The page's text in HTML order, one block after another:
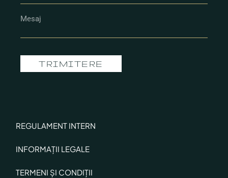
TRIMITERE
REGULAMENT INTERN
INFORMAȚII LEGALE
TERMENI ȘI CONDIȚII